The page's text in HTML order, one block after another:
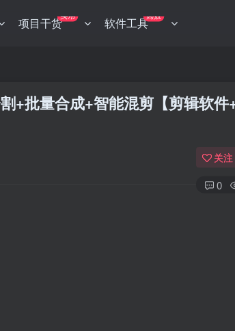
项目干货实用 软件工具高效
+批量合成+智能混剪【剪辑软件
关注
0